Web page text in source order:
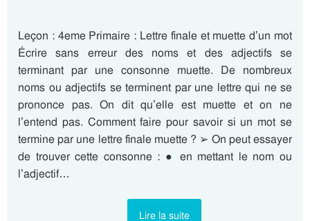
Leçon : 4eme Primaire : Lettre finale et muette d’un mot
Écrire sans erreur des noms et des adjectifs se
terminant par une consonne muette. De nombreux
noms ou adjectifs se terminent par une lettre qui ne se
prononce pas. On dit qu’elle est muette et on ne
l’entend pas. Comment faire pour savoir si un mot se
termine par une lettre finale muette ? ➢ On peut essayer
de trouver cette consonne : ● en mettant le nom ou
l’adjectif…
Lire la suite